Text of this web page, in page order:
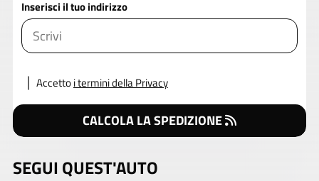
Inserisci il tuo indirizzo
Accettoi termini della Privacy
CALCOLA LA SPEDIZIONE
SEGUI QUEST'AUTO